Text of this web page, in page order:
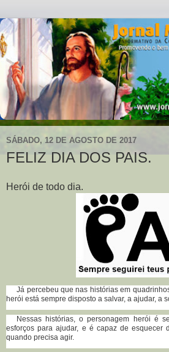
SÁBADO, 12 DE AGOSTO DE 2017
FELIZ DIA DOS PAIS.
Herói de todo dia.
Já percebeu que nas histórias em
herói está sempre disposto a salvar, a ajudar, a
Nessas histórias, o personagem herói é
esforços para ajudar, e é capaz de esquecer
quando precisa agir.